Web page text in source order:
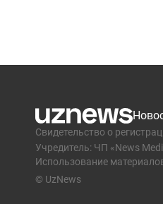
Свидетельство о
Учредитель: ЧП «News
Использование
© UzNews